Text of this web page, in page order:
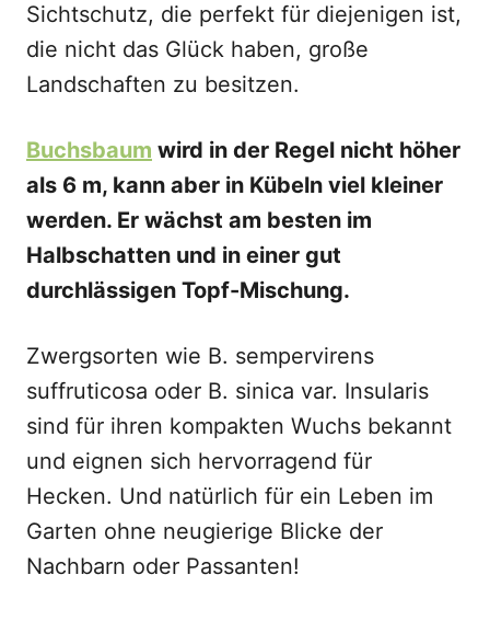
Sichtschutz, die perfekt für diejenigen ist,
die nicht das Glück haben, große
Landschaften zu besitzen.
Buchsbaum wird in der Regel nicht höher
als 6 m, kann aber in Kübeln viel kleiner
werden. Er wächst am besten im
Halbschatten und in einer gut
durchlässigen Topf-Mischung.
Zwergsorten wie B. sempervirens
suffruticosa oder B. sinica var. Insularis
sind für ihren kompakten Wuchs bekannt
und eignen sich hervorragend für
Hecken. Und natürlich für ein Leben im
Garten ohne neugierige Blicke der
Nachbarn oder Passanten!